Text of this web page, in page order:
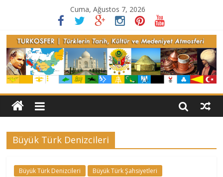
Cuma, Ağustos 7, 2026
Büyük Türk Denizcileri
Büyük Türk Denizcileri Büyük Türk Şahsiyetleri